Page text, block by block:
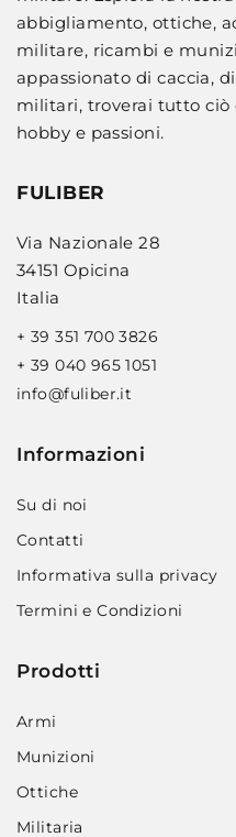
abbigliamento, ottiche,
militare, ricambi e
appassionato di caccia,
militari, troverai tutto ciò
hobby e passioni.
FULIBER
Via Nazionale 28
34151 Opicina
Italia
+ 39 351 700 3826
+ 39 040 965 1051
info@fuliber.it
Informazioni
Su di noi
Contatti
Informativa sulla privacy
Termini e Condizioni
Prodotti
Armi
Munizioni
Ottiche
Militaria